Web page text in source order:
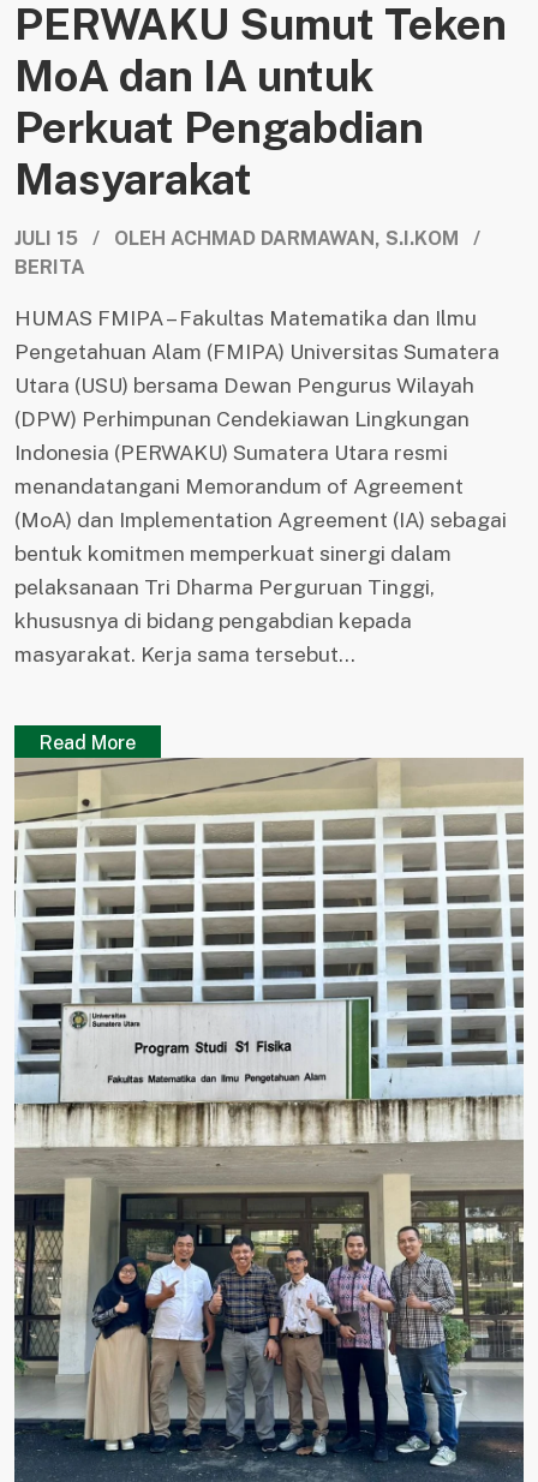
PERWAKU Sumut Teken
MoA dan IA untuk
Perkuat Pengabdian
Masyarakat
JULI 15 / OLEH ACHMAD DARMAWAN, S.I.KOM /
BERITA
HUMAS FMIPA – Fakultas Matematika dan Ilmu
Pengetahuan Alam (FMIPA) Universitas Sumatera
Utara (USU) bersama Dewan Pengurus Wilayah
(DPW) Perhimpunan Cendekiawan Lingkungan
Indonesia (PERWAKU) Sumatera Utara resmi
menandatangani Memorandum of Agreement
(MoA) dan Implementation Agreement (IA) sebagai
bentuk komitmen memperkuat sinergi dalam
pelaksanaan Tri Dharma Perguruan Tinggi,
khususnya di bidang pengabdian kepada
masyarakat. Kerja sama tersebut...
Read More